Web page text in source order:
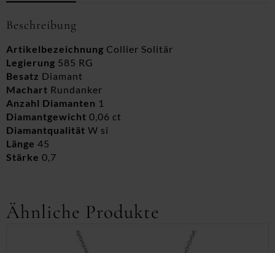
Beschreibung
Artikelbezeichnung Collier Solitär
Legierung 585 RG
Besatz Diamant
Machart Rundanker
Anzahl Diamanten 1
Diamantgewicht 0,06 ct
Diamantqualität W si
Länge 45
Stärke 0,7
Ähnliche Produkte